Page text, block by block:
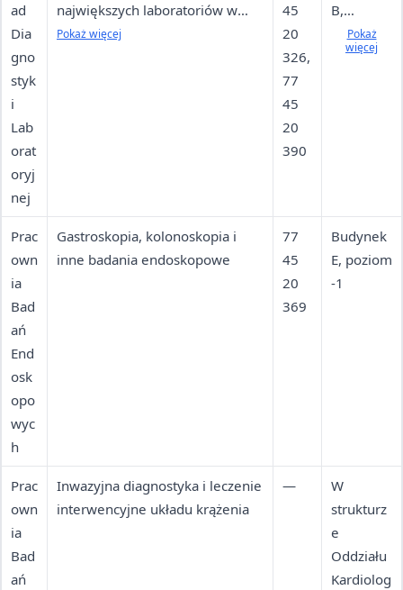
ad
Dia
gno
styk
i
Lab
orat
oryj
nej
największych laboratoriów w
Polsce (nr ewid. 0190); usługi
Pokaż więcej
45
20
326,
77
45
20
390
B,
poziom
Pokaż
więcej
Prac
own
ia
Bad
ań
End
osk
opo
wyc
h
Gastroskopia, kolonoskopia i
inne badania endoskopowe
77
45
20
369
Budynek
E, poziom
-1
Prac
own
ia
Bad
ań
Inwazyjna diagnostyka i leczenie
interwencyjne układu krążenia
—
W
strukturz
e
Oddziału
Kardiolog